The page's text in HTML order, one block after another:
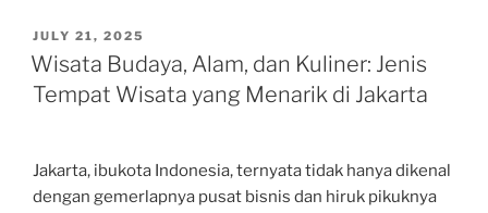
POSTED
ON
JULY 21, 2025
Wisata Budaya, Alam, dan Kuliner: Jenis
Tempat Wisata yang Menarik di Jakarta
Jakarta, ibukota Indonesia, ternyata tidak hanya dikenal
dengan gemerlapnya pusat bisnis dan hiruk pikuknya